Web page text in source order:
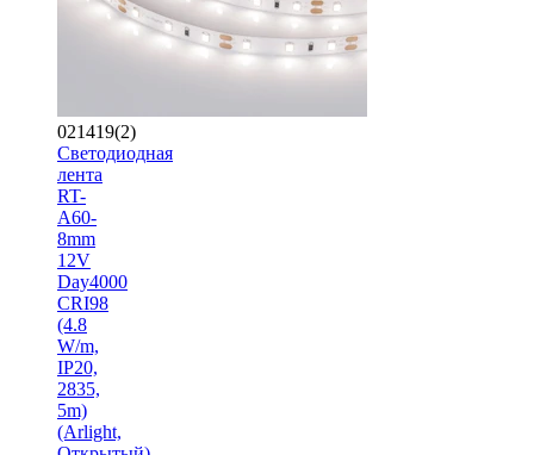
021419(2)
Светодиодная
лента
RT-
A60-
8mm
12V
Day4000
CRI98
(4.8
W/m,
IP20,
2835,
5m)
(Arlight,